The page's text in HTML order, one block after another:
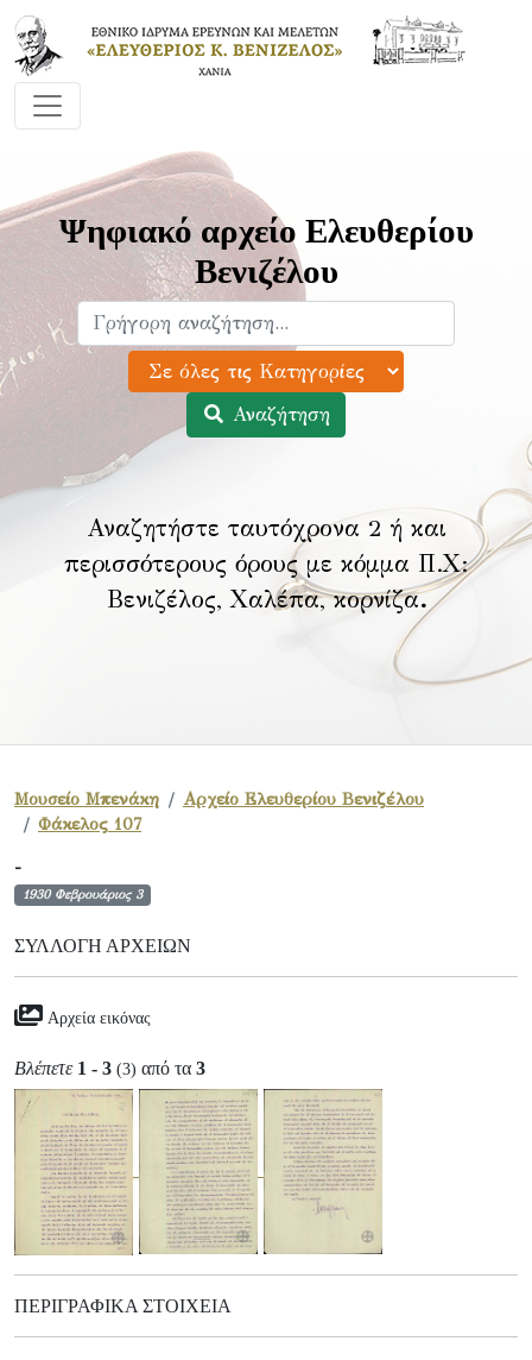
Ψηφιακό αρχείο Ελευθερίου
Βενιζέλου
Αναζήτηση
Αναζητήστε ταυτόχρονα 2 ή και
περισσότερους όρους με κόμμα Π.Χ:
Βενιζέλος, Χαλέπα, κορνίζα.
Μουσείο Μπενάκη
Αρχείο Ελευθερίου Βενιζέλου
Φάκελος 107
-
1930 Φεβρουάριος 3
ΣΥΛΛΟΓΉ ΑΡΧΕΊΩΝ
Αρχεία εικόνας
Βλέπετε 1 - 3 (3) από τα 3
ΠΕΡΙΓΡΑΦΙΚΆ ΣΤΟΙΧΕΊΑ